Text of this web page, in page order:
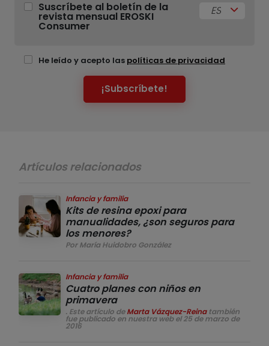
Suscríbete al boletín de la
revista mensual EROSKI
Consumer
ES
He leído y acepto las políticas de privacidad
¡Subscríbete!
Artículos relacionados
Infancia y familia
Kits de resina epoxi para
manualidades, ¿son seguros para
los menores?
Por María Huidobro González
Infancia y familia
Cuatro planes con niños en
primavera
. Este artículo deMarta Vázquez-Reinatambién
fue publicado en nuestra web el 25 de marzo de
2016